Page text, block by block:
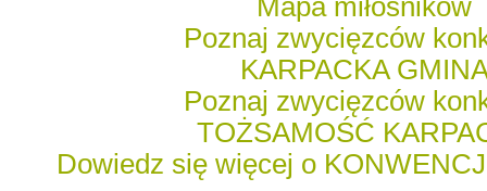
Mapa miłośników
Poznaj zwycięzców
KARPACKA
Poznaj zwycięzców
TOŻSAMOŚĆ
Dowiedz się więcej o